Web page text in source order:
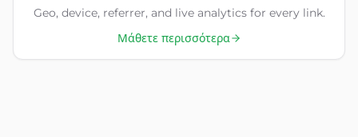
Geo, device, referrer, and live analytics for every link.
Μάθετε περισσότερα